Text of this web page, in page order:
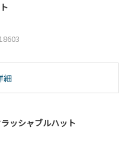
細
ッシャブルハット